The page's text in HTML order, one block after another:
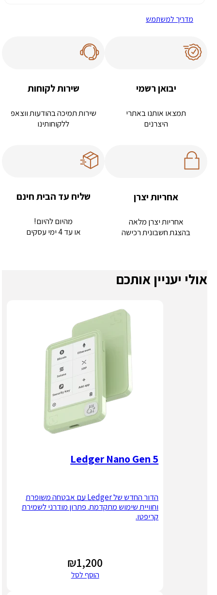
מדריך למשתמש
יבואן רשמי
תמצאו אותנו באתרי
היצרנים
שירות לקוחות
שירות תמיכה בהודעות ווצאפ
ללקוחותינו
אחריות יצרן
אחריות יצרן מלאה
בהצגת חשבונית רכישה
שליח עד הבית חינם
מהיום להיום!
או עד 4 ימי עסקים
אולי יעניין אותכם
Ledger Nano Gen 5
הדור החדש של Ledger עם אבטחה משופרת
וחוויית שימוש מתקדמת. פתרון מודרני לשמירת
קריפטו.
₪1,200
הוסף לסל